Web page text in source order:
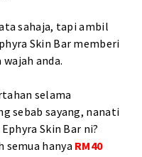
sahaja, tapi ambil
Skin Bar memberi
anda.
selama
sebab sayang, nanati
Skin Bar ni?
hanya RM40